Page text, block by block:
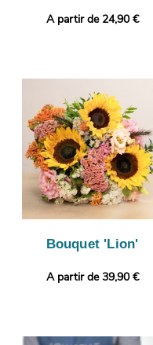
A partir de 24,90 €
Bouquet 'Lion'
A partir de 39,90 €